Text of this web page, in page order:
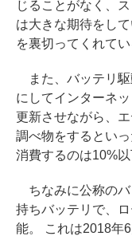
じることがなく、
は大きな期待をし
を裏切ってくれてい
また、バッテリ駆
にしてインターネ
更新させながら、
調べ物をするとい
消費するのは10%以
ちなみに公称のバ
持ちバッテリで、
能。 これは2018年